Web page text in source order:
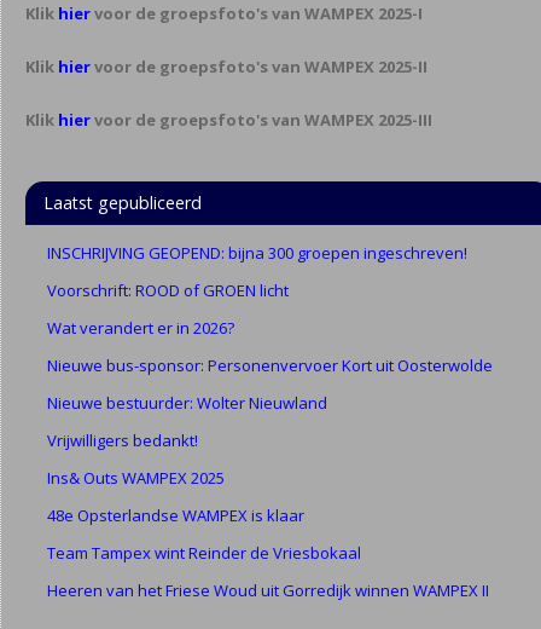
Klik hiervoor de groepsfoto's van WAMPEX 2025-I
Klik hiervoor de groepsfoto's van WAMPEX 2025-II
Klik hiervoor de groepsfoto's van WAMPEX 2025-III
Laatst gepubliceerd
INSCHRIJVING GEOPEND: bijna 300 groepen ingeschreven!
Voorschrift: ROOD of GROEN licht
Wat verandert er in 2026?
Nieuwe bus-sponsor: Personenvervoer Kort uit Oosterwolde
Nieuwe bestuurder: Wolter Nieuwland
Vrijwilligers bedankt!
Ins& Outs WAMPEX 2025
48e Opsterlandse WAMPEX is klaar
Team Tampex wint Reinder de Vriesbokaal
Heeren van het Friese Woud uit Gorredijk winnen WAMPEX II